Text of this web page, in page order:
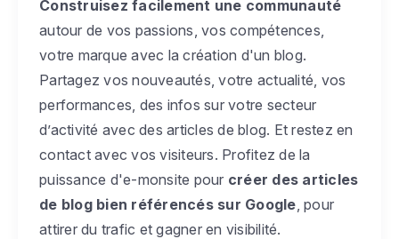
Construisez facilement une communauté
autour de vos passions, vos compétences,
votre marque avec la création d'un blog.
Partagez vos nouveautés, votre actualité, vos
performances, des infos sur votre secteur
d’activité avec des articles de blog. Et restez en
contact avec vos visiteurs. Profitez de la
puissance d'e-monsite pour créer des articles
de blog bien référencés sur Google , pour
attirer du trafic et gagner en visibilité.